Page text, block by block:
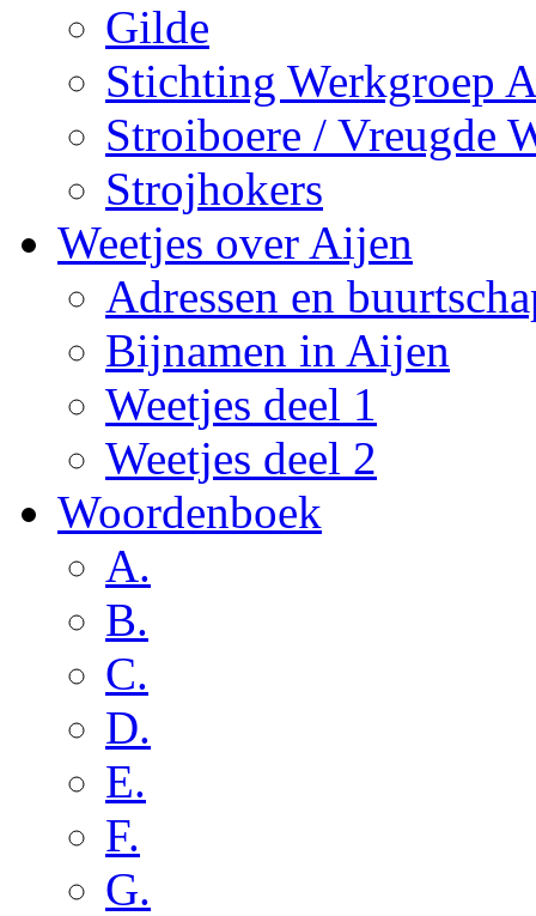
Gilde
Stichting Werkgroep
Stroiboere / Vreugde
Strojhokers
Weetjes over Aijen
Adressen en
Bijnamen in Aijen
Weetjes deel 1
Weetjes deel 2
Woordenboek
A.
B.
C.
D.
E.
F.
G.